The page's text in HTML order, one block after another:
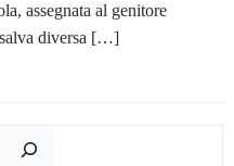
assegnata al genitore
diversa […]